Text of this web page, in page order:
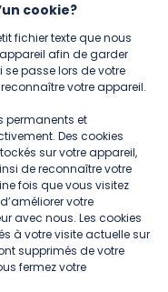
cookie?
fichier texte que nous
afin de garder
passe lors de votre
votre appareil.
permanents et
Des cookies
sur votre appareil,
de reconnaître votre
fois que vous visitez
votre
avec nous. Les cookies
à votre visite actuelle sur
supprimés de votre
fermez votre